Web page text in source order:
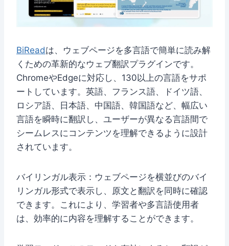
BiReadは、ウェブページを多言語で簡単に読み解
くための革新的なウェブ翻訳プラグインです。
ChromeやEdgeに対応し、130以上の言語をサポ
ートしています。英語、フランス語、ドイツ語、
ロシア語、日本語、中国語、韓国語など、幅広い
言語を瞬時に翻訳し、ユーザーが異なる言語間で
シームレスにコンテンツを理解できるように設計
されています。
バイリンガル表示：ウェブページを横並びのバイ
リンガル形式で表示し、原文と翻訳を同時に確認
できます。これにより、学習者や多言語使用者
は、効率的に内容を理解することができます。